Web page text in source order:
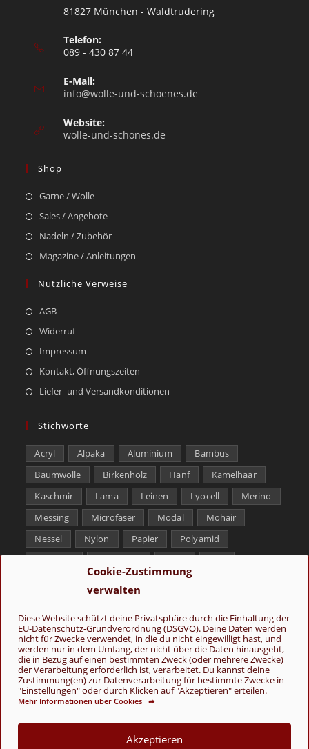
Cookie-Zustimmung
verwalten
Diese Website schützt deine Privatsphäre durch die Einhaltung der
EU-Datenschutz-Grundverordnung (DSGVO). Deine Daten werden
nicht für Zwecke verwendet, in die du nicht eingewilligt hast, und
werden nur in dem Umfang, der nicht über die Daten hinausgeht,
die in Bezug auf einen bestimmten Zweck (oder mehrere Zwecke)
der Verarbeitung erforderlich ist, verarbeitet. Du kannst deine
Zustimmung(en) zur Datenverarbeitung für bestimmte Zwecke in
"Einstellungen" oder durch Klicken auf "Akzeptieren" erteilen.
Mehr Informationen über Cookies ➦
Akzeptieren
81827 München - Waldtrudering
Telefon:
089 - 430 87 44
E-Mail:
info@wolle-und-schoenes.de
Website:
wolle-und-schönes.de
Shop
Garne / Wolle
Sales / Angebote
Nadeln / Zubehör
Magazine / Anleitungen
Nützliche Verweise
AGB
Widerruf
Impressum
Kontakt, Öffnungszeiten
Liefer- und Versandkonditionen
Stichworte
Acryl Alpaka Aluminium
Bambus
Baumwolle
Birkenholz Hanf
Kamelhaar
Kaschmir
Lama Leinen Lyocell
Merino
Messing
Microfaser Modal
Mohair
Nessel
Nylon Papier
Polyamid
Folge uns
Über uns
Cookie-Richtlinie (EU)